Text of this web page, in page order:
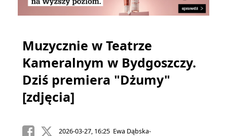
Muzycznie w Teatrze
Kameralnym w Bydgoszczy.
Dziś premiera "Dżumy"
[zdjęcia]
2026-03-27, 16:25 Ewa Dąbska-